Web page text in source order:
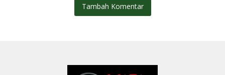
Tambah Komentar